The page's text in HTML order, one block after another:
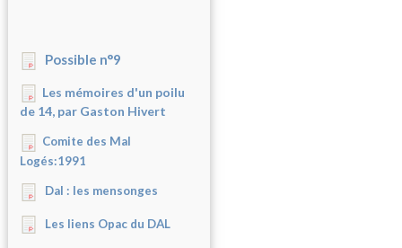
Possible n°9
Les mémoires d'un poilu
de 14, par Gaston Hivert
Comite des Mal
Logés:1991
Dal : les mensonges
Les liens Opac du DAL